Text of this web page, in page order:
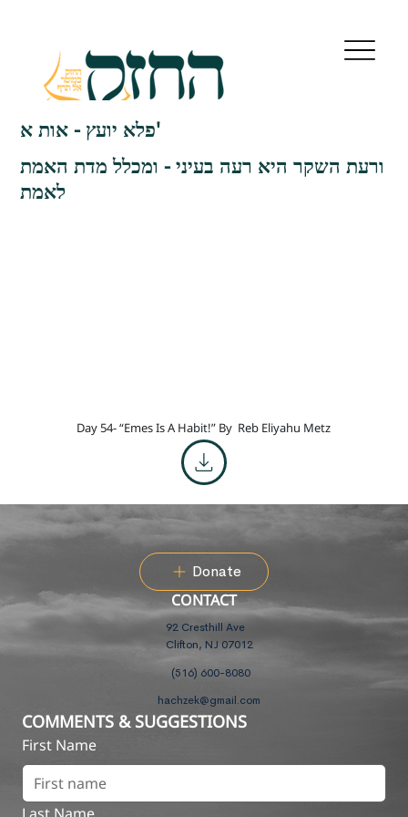
פלא יועץ - אות א'
ורעת השקר היא רעה בעיני - ומכלל מדת האמת
לאמת
Day 54- “Emes Is A Habit!” By Reb Eliyahu Metz
Donate
CONTACT
92 Cresthill Ave
Clifton, NJ 07012
(516) 600-8080
hachzek@gmail.com
COMMENTS & SUGGESTIONS
First Name